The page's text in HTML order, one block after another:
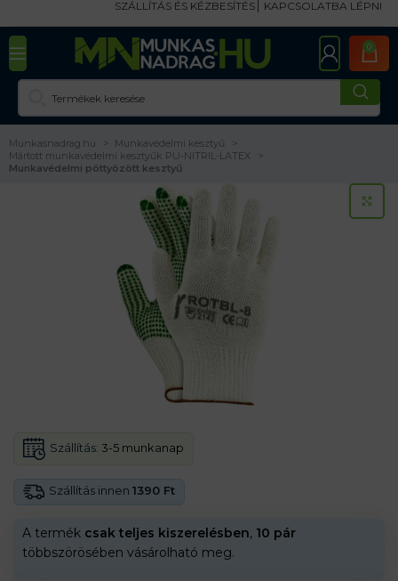
SZÁLLÍTÁS ÉS KÉZBESÍTÉS KAPCSOLATBA LÉPNI
0
Munkasnadrag.hu
Munkavédelmi kesztyű
Mártott munkavédelmi kesztyűk PU-NITRIL-LATEX
Munkavédelmi pöttyözött kesztyű
Szállítás innen 1390 Ft
Szállítás: 3-5 munkanap
A termék csak teljes kiszerelésben, 10 pár
többszörösében vásárolható meg.